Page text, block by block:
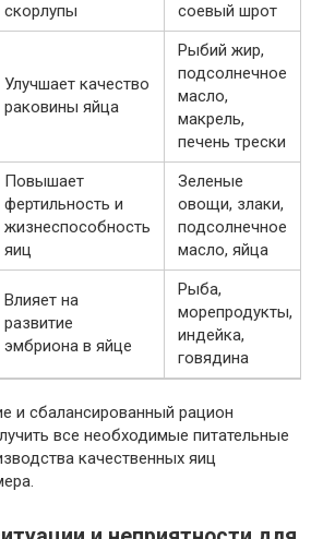
скорлупы
соевый шрот
Улучшает качество
раковины яйца
Рыбий жир,
подсолнечное
масло,
макрель,
печень трески
Повышает
фертильность и
жизнеспособность
яиц
Зеленые
овощи, злаки,
подсолнечное
масло, яйца
Влияет на
развитие
эмбриона в яйце
Рыба,
морепродукты,
индейка,
говядина
и сбалансированный рацион
все необходимые питательные
качественных яиц